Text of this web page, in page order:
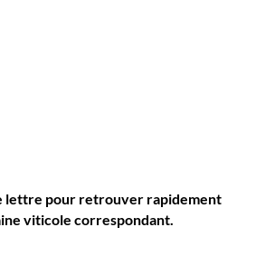
lettre pour retrouver rapidement
viticole correspondant.